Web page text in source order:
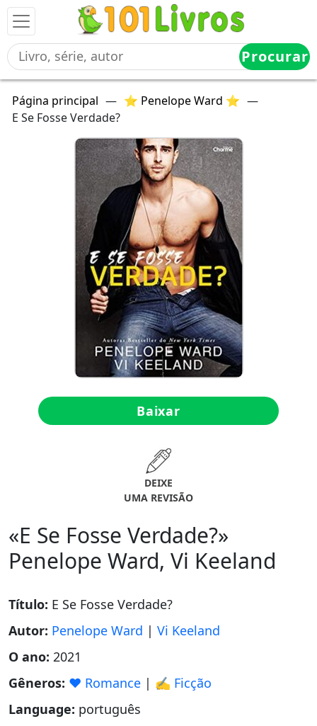
Procurar
Página principal — ⭐ Penelope Ward ⭐ —
E Se Fosse Verdade?
Baixar
DEIXE
UMA REVISÃO
«E Se Fosse Verdade?»
Penelope Ward, Vi Keeland
Título: E Se Fosse Verdade?
Autor: Penelope Ward | Vi Keeland
O ano: 2021
Gêneros: ❤️ Romance | ✍️ Ficção
Language: português